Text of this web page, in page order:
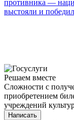
противника —
выстояли и
Решаем вместе
Сложности с
приобретением
учреждений
Написать